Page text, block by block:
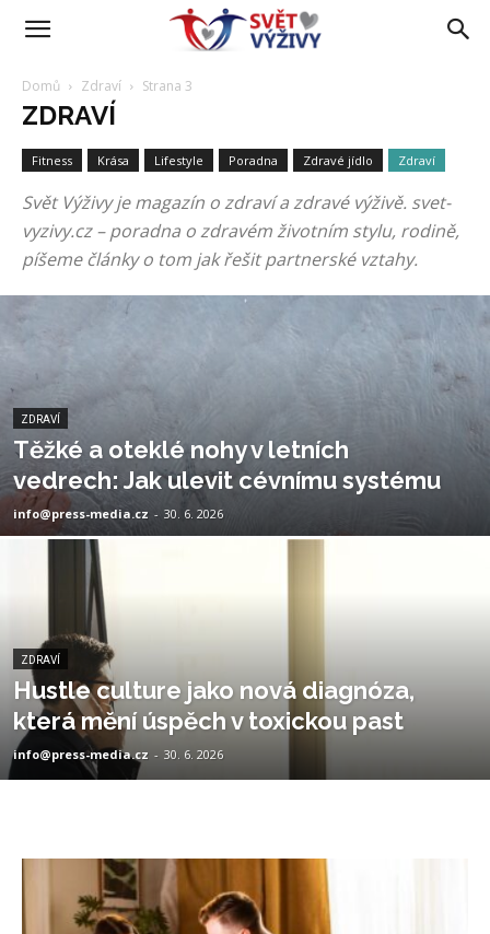
Domů Zdraví Strana 3
ZDRAVÍ
Fitness Krása Lifestyle Poradna Zdravé jídlo Zdraví
Svět Výživy je magazín o zdraví a zdravé výživě. svet-
vyzivy.cz – poradna o zdravém životním stylu, rodině,
píšeme články o tom jak řešit partnerské vztahy.
ZDRAVÍ
Těžké a oteklé nohy v letních
vedrech: Jak ulevit cévnímu systému
info@press-media.cz - 30. 6. 2026
ZDRAVÍ
Hustle culture jako nová diagnóza,
která mění úspěch v toxickou past
info@press-media.cz - 30. 6. 2026